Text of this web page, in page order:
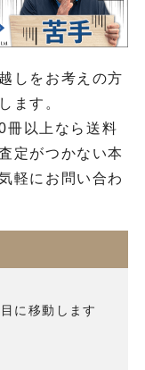
しをお考えの方
ます。
冊以上なら送料
定がつかない本
軽にお問い合わ
に移動します